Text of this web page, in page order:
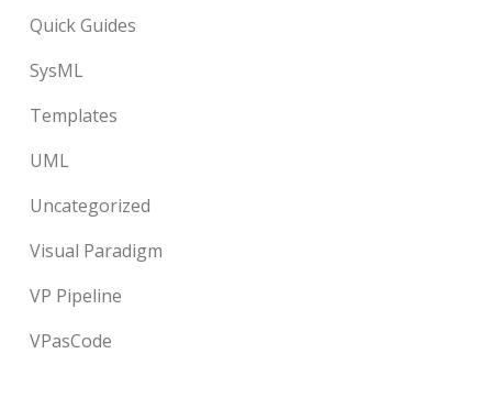
Quick Guides
SysML
Templates
UML
Uncategorized
Visual Paradigm
VP Pipeline
VPasCode